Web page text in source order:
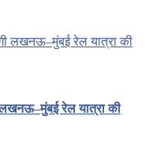
रेल यात्रा की